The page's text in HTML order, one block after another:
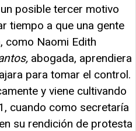
posible tercer motivo
tiempo a que una gente
como Naomi Edith
abogada, aprendiera
para tomar el control.
y viene cultivando
cuando como secretaría
su rendición de protesta